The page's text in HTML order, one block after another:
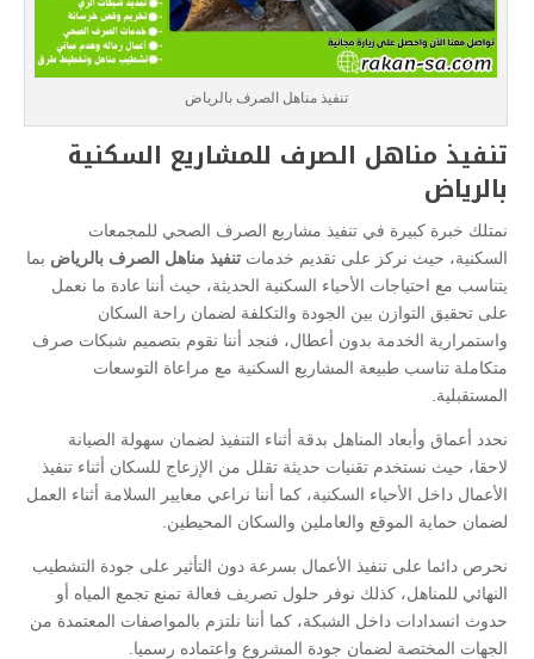
تنفيذ مناهل الصرف بالرياض
تنفيذ مناهل الصرف للمشاريع السكنية
بالرياض
نمتلك خبرة كبيرة في تنفيذ مشاريع الصرف الصحي للمجمعات
السكنية، حيث نركز على تقديم خدمات تنفيذ مناهل الصرف بالرياض بما
يتناسب مع احتياجات الأحياء السكنية الحديثة، حيث أننا عادة ما نعمل
على تحقيق التوازن بين الجودة والتكلفة لضمان راحة السكان
واستمرارية الخدمة بدون أعطال، فنجد أننا نقوم بتصميم شبكات صرف
متكاملة تناسب طبيعة المشاريع السكنية مع مراعاة التوسعات
المستقبلية.
نحدد أعماق وأبعاد المناهل بدقة أثناء التنفيذ لضمان سهولة الصيانة
لاحقا، حيث نستخدم تقنيات حديثة تقلل من الإزعاج للسكان أثناء تنفيذ
الأعمال داخل الأحياء السكنية، كما أننا نراعي معايير السلامة أثناء العمل
لضمان حماية الموقع والعاملين والسكان المحيطين.
نحرص دائما على تنفيذ الأعمال بسرعة دون التأثير على جودة التشطيب
النهائي للمناهل، كذلك نوفر حلول تصريف فعالة تمنع تجمع المياه أو
حدوث انسدادات داخل الشبكة، كما أننا نلتزم بالمواصفات المعتمدة من
الجهات المختصة لضمان جودة المشروع واعتماده رسميا.